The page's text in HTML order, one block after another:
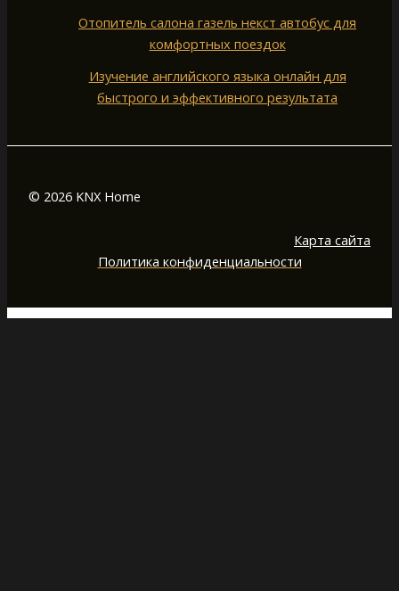
Отопитель салона газель некст автобус для
комфортных поездок
Изучение английского языка онлайн для
быстрого и эффективного результата
© 2026 KNX Home
Карта сайта
Политика конфиденциальности